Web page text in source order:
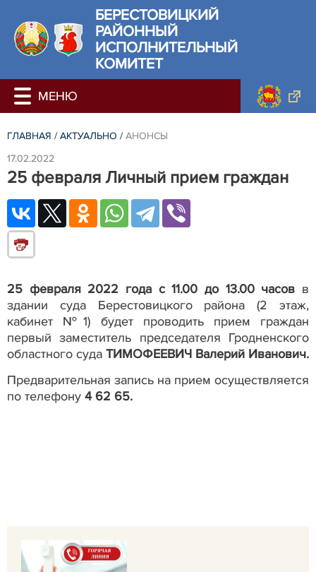
БЕРЕСТОВИЦКИЙ
РАЙОННЫЙ
ИСПОЛНИТЕЛЬНЫЙ
КОМИТЕТ
ГЛАВНАЯ / АКТУАЛЬНО / АНОНСЫ
17.02.2022
25 февраля Личный прием граждан
25 февраля 2022 года с 11.00 до 13.00 часов в
здании суда Берестовицкого района (2 этаж,
кабинет №1) будет проводить прием граждан
первый заместитель председателя Гродненского
областного суда ТИМОФЕЕВИЧ Валерий Иванович.
Предварительная запись на прием осуществляется
по телефону 4 62 65.